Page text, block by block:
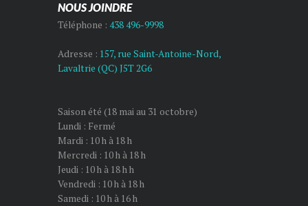
NOUS JOINDRE
Téléphone : 438 496-9998
Adresse : 157, rue Saint-Antoine-Nord,
Lavaltrie (QC) J5T 2G6
Saison été (18 mai au 31 octobre)
Lundi : Fermé
Mardi : 10 h à 18 h
Mercredi : 10 h à 18 h
Jeudi : 10 h à 18 h h
Vendredi : 10 h à 18 h
Samedi : 10 h à 16 h